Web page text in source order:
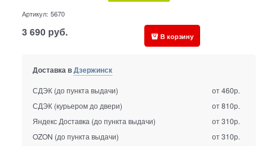
Артикул: 5670
3 690 руб. В корзину
Доставка вДзержинск
СДЭК (до пункта выдачи)
от 460р.
СДЭК (курьером до двери)
от 810р.
Яндекс Доставка (до пункта выдачи)
от 310р.
OZON (до пункта выдачи)
от 310р.